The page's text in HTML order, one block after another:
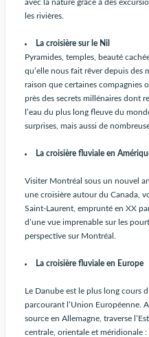
avec la nature grâce à des
les rivières.
La croisière sur le Nil
Pyramides, temples, beauté
qu’elle nous fait rêver depuis des
raison que certaines compagnies
près des secrets millénaires dont
l’eau du plus long fleuve du
surprises, mais aussi de
La croisière fluviale en
Visiter Montréal sous un nouvel
une croisière autour du Canada,
Saint-Laurent, emprunté en XX
d’une vue imprenable sur les
perspective sur Montréal.
La croisière fluviale en Europe
Le Danube est le plus long cours
parcourant l’Union Européenne.
source en Allemagne, traverse
centrale, orientale et méridionale :